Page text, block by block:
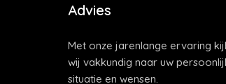
Advies
Met onze jarenlange ervaring
wij vakkundig naar uw
situatie en wensen.